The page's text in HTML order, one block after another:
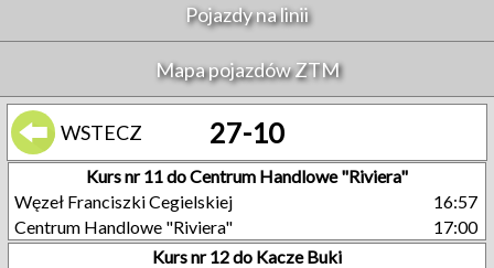
Pojazdy na linii
Mapa pojazdów ZTM
WSTECZ 27-10
Kurs nr 11 do Centrum Handlowe "Riviera"
Węzeł Franciszki Cegielskiej
16:57
Centrum Handlowe "Riviera"
17:00
Kurs nr 12 do Kacze Buki